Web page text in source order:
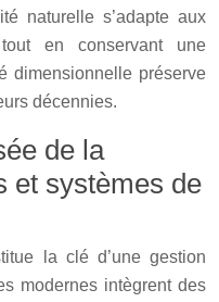
naturelle s’adapte aux
en conservant une
dimensionnelle préserve
décennies.
de la
et systèmes de
la clé d’une gestion
modernes intègrent des